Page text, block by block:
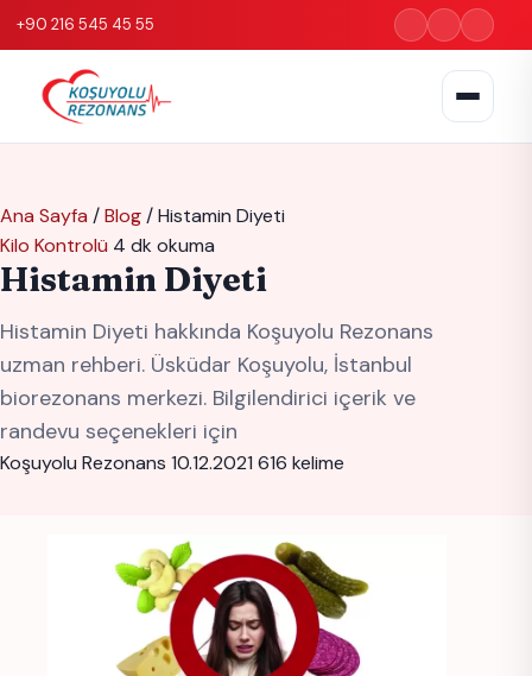
+90 216 545 45 55
Ana Sayfa /Blog/Histamin Diyeti
Kilo Kontrolü 4 dk okuma
Histamin Diyeti
Histamin Diyeti hakkında Koşuyolu Rezonans
uzman rehberi. Üsküdar Koşuyolu, İstanbul
biorezonans merkezi. Bilgilendirici içerik ve
randevu seçenekleri için
Koşuyolu Rezonans 10.12.2021 616 kelime